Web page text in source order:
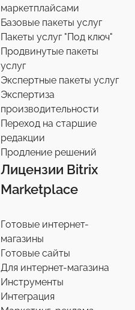
маркетплайсами
Базовые пакеты услуг
Пакеты услуг "Под ключ"
Продвинутые пакеты
услуг
Экспертные пакеты услуг
Экспертиза
производительности
Переход на старшие
редакции
Продление решений
Лицензии Bitrix
Marketplace
Готовые интернет-
магазины
Готовые сайты
Для интернет-магазина
Инструменты
Интеграция